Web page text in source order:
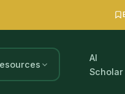
AI
Scholar